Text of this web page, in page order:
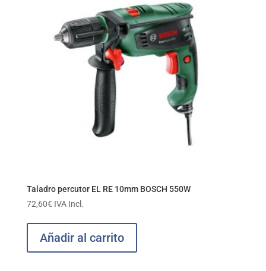
Taladro percutor EL RE 10mm BOSCH 550W
72,60€ IVA Incl.
Añadir al carrito